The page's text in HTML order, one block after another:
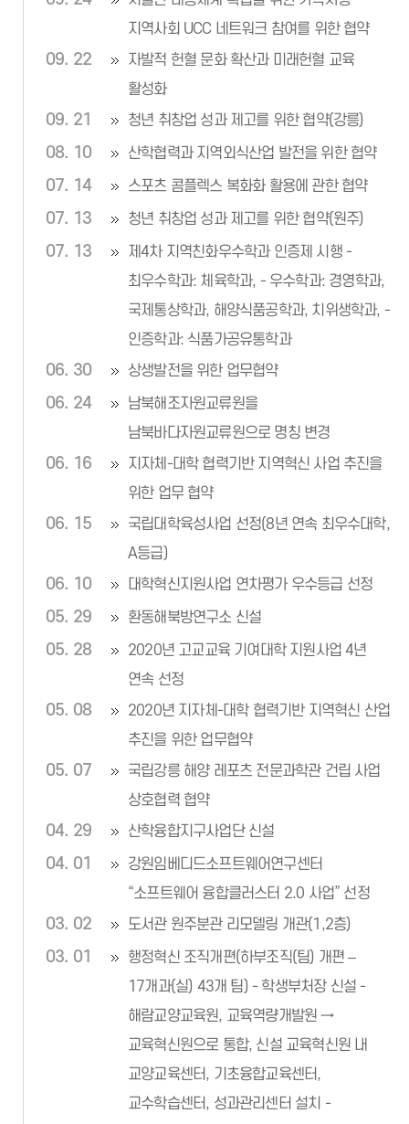
지역사회 UCC 네트워크 참여를 위한 협약
09. 22
자발적 헌혈 문화 확산과 미래헌혈 교육
활성화
09. 21 청년 취창업 성과 제고를 위한 협약(강릉)
08. 10 산학협력과 지역외식산업 발전을 위한 협약
07. 14 스포츠 콤플렉스 복화화 활용에 관한 협약
07. 13 청년 취창업 성과 제고를 위한 협약(원주)
07. 13
제4차 지역친화우수학과 인증제 시행 -
최우수학과: 체육학과, - 우수학과: 경영학과,
국제통상학과, 해양식품공학과, 치위생학과, -
인증학과: 식품가공유통학과
06. 30 상생발전을 위한 업무협약
06. 24
남북해조자원교류원을
남북바다자원교류원으로 명칭 변경
06. 16
지자체-대학 협력기반 지역혁신 사업 추진을
위한 업무 협약
06. 15
국립대학육성사업 선정(8년 연속 최우수대학,
A등급)
06. 10 대학혁신지원사업 연차평가 우수등급 선정
05. 29 환동해북방연구소 신설
05. 28
2020년 고교교육 기여대학 지원사업 4년
연속 선정
05. 08
2020년 지자체-대학 협력기반 지역혁신 산업
추진을 위한 업무협약
05. 07
국립강릉 해양 레포츠 전문과학관 건립 사업
상호협력 협약
04. 29 산학융합지구사업단 신설
04. 01
강원임베디드소프트웨어연구센터
“소프트웨어 융합클러스터 2.0 사업” 선정
03. 02 도서관 원주분관 리모델링 개관(1,2층)
03. 01
행정혁신 조직개편(하부조직(팀) 개편 –
17개과(실) 43개 팀) - 학생부처장 신설 -
해람교양교육원, 교육역량개발원 →
교육혁신원으로 통합, 신설 교육혁신원 내
교양교육센터, 기초융합교육센터,
교수학습센터, 성과관리센터 설치 -